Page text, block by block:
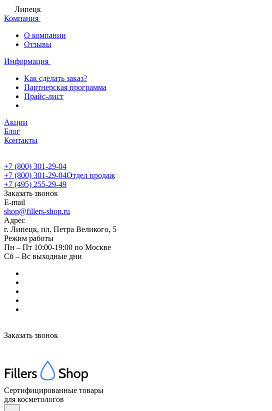
Липецк
Компания
О компании
Отзывы
Информация
Как сделать заказ?
Партнерская программа
Прайс-лист
Акции
Блог
Контакты
+7 (800) 301-29-04
+7 (800) 301-29-04Отдел продаж
+7 (495) 255-29-49
Заказать звонок
E-mail
shop@fillers-shop.ru
Адрес
г. Липецк, пл. Петра Великого, 5
Режим работы
Пн – Пт 10:00-19:00 по Москве
Сб – Вс выходные дни
Заказать звонок
Сертифицированные товары
для косметологов